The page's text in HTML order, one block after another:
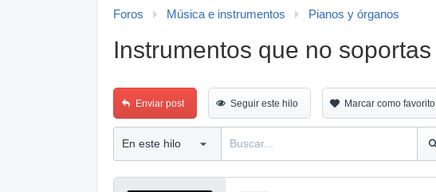
Foros Música e instrumentos Pianos y órganos
Instrumentos que no soportas
Enviar post Seguir este hilo Marcar como favorito